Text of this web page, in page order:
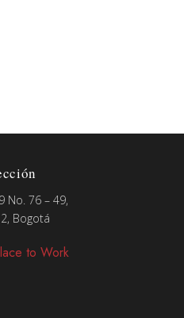
No. 76 – 49,
Bogotá